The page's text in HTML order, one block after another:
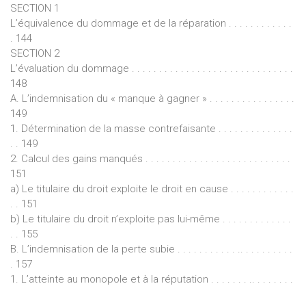
SECTION 1
L’équivalence du dommage et de la réparation . . . . . . . . . . . .
. 144
SECTION 2
L’évaluation du dommage . . . . . . . . . . . . . . . . . . . . . . . . . . . . . .
148
A. L’indemnisation du « manque à gagner » . . . . . . . . . . . . . . . .
149
1. Détermination de la masse contrefaisante . . . . . . . . . . . . . .
. . 149
2. Calcul des gains manqués . . . . . . . . . . . . . . . . . . . . . . . . . . .
151
a) Le titulaire du droit exploite le droit en cause . . . . . . . . . . . .
. . 151
b) Le titulaire du droit n’exploite pas lui-même . . . . . . . . . . . . .
. . 155
B. L’indemnisation de la perte subie . . . . . . . . . . . .. . . . . . . . . .
. 157
1. L’atteinte au monopole et à la réputation . . . . . . . .. . . . . . . .